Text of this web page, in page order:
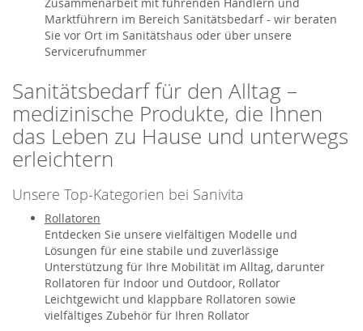
Zusammenarbeit mit führenden Händlern und
Marktführern im Bereich Sanitätsbedarf - wir beraten
Sie vor Ort im Sanitätshaus oder über unsere
Servicerufnummer
Sanitätsbedarf für den Alltag –
medizinische Produkte, die Ihnen
das Leben zu Hause und unterwegs
erleichtern
Unsere Top-Kategorien bei Sanivita
Rollatoren
Entdecken Sie unsere vielfältigen Modelle und
Lösungen für eine stabile und zuverlässige
Unterstützung für Ihre Mobilität im Alltag, darunter
Rollatoren für Indoor und Outdoor, Rollator
Leichtgewicht und klappbare Rollatoren sowie
vielfältiges Zubehör für Ihren Rollator